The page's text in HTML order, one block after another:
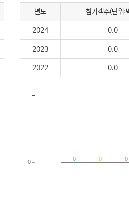
년도
참가객수(단위:
2024 0.0
2023 0.0
2022 0.0
0 0 0
0